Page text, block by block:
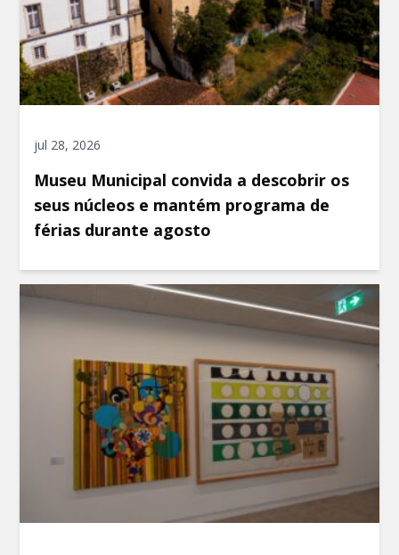
jul 28, 2026
Museu Municipal convida a descobrir os
seus núcleos e mantém programa de
férias durante agosto